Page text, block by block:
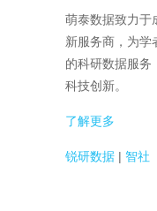
萌泰数据致力于
新服务商，为学
的科研数据服务
科技创新。
了解更多
锐研数据 | 智社